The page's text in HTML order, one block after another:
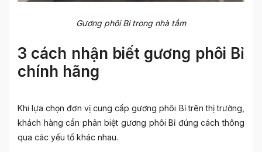
Gương phôi Bỉ trong nhà tắm
3 cách nhận biết gương phôi Bỉ
chính hãng
Khi lựa chọn đơn vị cung cấp gương phôi Bỉ trên thị trường,
khách hàng cần phân biệt gương phôi Bỉ đúng cách thông
qua các yếu tố khác nhau.